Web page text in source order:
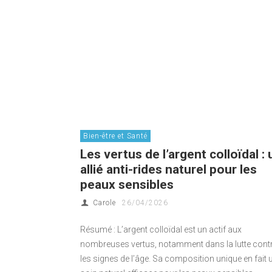
Bien-être et Santé
Les vertus de l’argent colloïdal :
allié anti-rides naturel pour les
peaux sensibles
Carole 26/04/2026
Résumé : L’argent colloïdal est un actif aux
nombreuses vertus, notamment dans la lutte
les signes de l’âge. Sa composition unique en fait